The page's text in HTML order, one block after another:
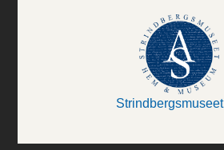
Strindbergsmuseet